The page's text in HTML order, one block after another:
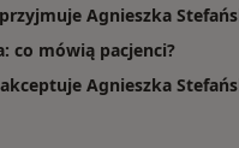
Agnieszka
co mówią pacjenci?
Agnieszka